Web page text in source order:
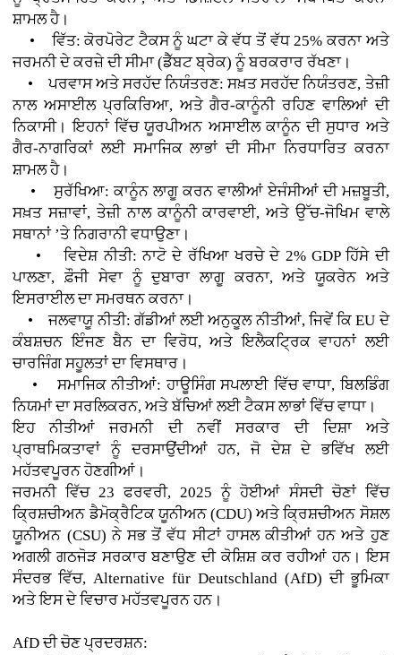
ਸ਼ਾਮਲ ਹੈ।
• ਵਿੱਤ: ਕੋਰਪੋਰੇਟ ਟੈਕਸ ਨੂੰ ਘਟਾ ਕੇ ਵੱਧ ਤੋਂ ਵੱਧ 25% ਕਰਨਾ ਅਤੇ
ਜਰਮਨੀ ਦੇ ਕਰਜ਼ੇ ਦੀ ਸੀਮਾ (ਡੈੱਬਟ ਬ੍ਰੇਕ) ਨੂੰ ਬਰਕਰਾਰ ਰੱਖਣਾ।
• ਪਰਵਾਸ ਅਤੇ ਸਰਹੱਦ ਨਿਯੰਤਰਣ: ਸਖ਼ਤ ਸਰਹੱਦ ਨਿਯੰਤਰਣ, ਤੇਜ਼ੀ
ਨਾਲ ਅਸਾਈਲ ਪ੍ਰਕਿਰਿਆ, ਅਤੇ ਗੈਰ-ਕਾਨੂੰਨੀ ਰਹਿਣ ਵਾਲਿਆਂ ਦੀ
ਨਿਕਾਸੀ। ਇਹਨਾਂ ਵਿੱਚ ਯੂਰਪੀਅਨ ਅਸਾਈਲ ਕਾਨੂੰਨ ਦੀ ਸੁਧਾਰ ਅਤੇ
ਗੈਰ-ਨਾਗਰਿਕਾਂ ਲਈ ਸਮਾਜਿਕ ਲਾਭਾਂ ਦੀ ਸੀਮਾ ਨਿਰਧਾਰਿਤ ਕਰਨਾ
ਸ਼ਾਮਲ ਹੈ।
• ਸੁਰੱਖਿਆ: ਕਾਨੂੰਨ ਲਾਗੂ ਕਰਨ ਵਾਲੀਆਂ ਏਜੰਸੀਆਂ ਦੀ ਮਜ਼ਬੂਤੀ,
ਸਖ਼ਤ ਸਜ਼ਾਵਾਂ, ਤੇਜ਼ੀ ਨਾਲ ਕਾਨੂੰਨੀ ਕਾਰਵਾਈ, ਅਤੇ ਉੱਚ-ਜੋਖਿਮ ਵਾਲੇ
ਸਥਾਨਾਂ ’ਤੇ ਨਿਗਰਾਨੀ ਵਧਾਉਣਾ।
• ਵਿਦੇਸ਼ ਨੀਤੀ: ਨਾਟੋ ਦੇ ਰੱਖਿਆ ਖਰਚੇ ਦੇ 2% GDP ਹਿੱਸੇ ਦੀ
ਪਾਲਣਾ, ਫ਼ੌਜੀ ਸੇਵਾ ਨੂੰ ਦੁਬਾਰਾ ਲਾਗੂ ਕਰਨਾ, ਅਤੇ ਯੂਕਰੇਨ ਅਤੇ
ਇਸਰਾਈਲ ਦਾ ਸਮਰਥਨ ਕਰਨਾ।
• ਜਲਵਾਯੂ ਨੀਤੀ: ਗੱਡੀਆਂ ਲਈ ਅਨੁਕੂਲ ਨੀਤੀਆਂ, ਜਿਵੇਂ ਕਿ EU ਦੇ
ਕੰਬਸ਼ਚਨ ਇੰਜਣ ਬੈਨ ਦਾ ਵਿਰੋਧ, ਅਤੇ ਇਲੈਕਟ੍ਰਿਕ ਵਾਹਨਾਂ ਲਈ
ਚਾਰਜਿੰਗ ਸਹੂਲਤਾਂ ਦਾ ਵਿਸਥਾਰ।
• ਸਮਾਜਿਕ ਨੀਤੀਆਂ: ਹਾਊਸਿੰਗ ਸਪਲਾਈ ਵਿੱਚ ਵਾਧਾ, ਬਿਲਡਿੰਗ
ਨਿਯਮਾਂ ਦਾ ਸਰਲਿਕਰਨ, ਅਤੇ ਬੱਚਿਆਂ ਲਈ ਟੈਕਸ ਲਾਭਾਂ ਵਿੱਚ ਵਾਧਾ।
ਇਹ ਨੀਤੀਆਂ ਜਰਮਨੀ ਦੀ ਨਵੀਂ ਸਰਕਾਰ ਦੀ ਦਿਸ਼ਾ ਅਤੇ
ਪ੍ਰਾਥਮਿਕਤਾਵਾਂ ਨੂੰ ਦਰਸਾਉਂਦੀਆਂ ਹਨ, ਜੋ ਦੇਸ਼ ਦੇ ਭਵਿੱਖ ਲਈ
ਮਹੱਤਵਪੂਰਨ ਹੋਣਗੀਆਂ।
ਜਰਮਨੀ ਵਿੱਚ 23 ਫਰਵਰੀ, 2025 ਨੂੰ ਹੋਈਆਂ ਸੰਸਦੀ ਚੋਣਾਂ ਵਿੱਚ
ਕ੍ਰਿਸ਼ਚੀਅਨ ਡੈਮੋਕ੍ਰੈਟਿਕ ਯੂਨੀਅਨ (CDU) ਅਤੇ ਕ੍ਰਿਸ਼ਚੀਅਨ ਸੋਸ਼ਲ
ਯੂਨੀਅਨ (CSU) ਨੇ ਸਭ ਤੋਂ ਵੱਧ ਸੀਟਾਂ ਹਾਸਲ ਕੀਤੀਆਂ ਹਨ ਅਤੇ ਹੁਣ
ਅਗਲੀ ਗਠਜੋੜ ਸਰਕਾਰ ਬਣਾਉਣ ਦੀ ਕੋਸ਼ਿਸ਼ ਕਰ ਰਹੀਆਂ ਹਨ। ਇਸ
ਸੰਦਰਭ ਵਿੱਚ, Alternative für Deutschland (AfD) ਦੀ ਭੂਮਿਕਾ
ਅਤੇ ਇਸ ਦੇ ਵਿਚਾਰ ਮਹੱਤਵਪੂਰਨ ਹਨ।
AfD ਦੀ ਚੋਣ ਪ੍ਰਦਰਸ਼ਨ: